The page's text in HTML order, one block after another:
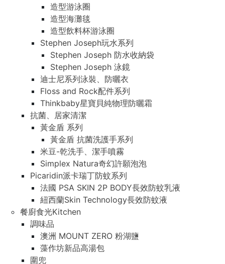
造型游泳圈
造型海灘毯
造型飲料杯游泳圈
Stephen Joseph玩水系列
Stephen Joseph 防水收納袋
Stephen Joseph 泳鏡
迪士尼系列泳裝、防曬衣
Floss and Rock配件系列
Thinkbaby星寶貝純物理防曬霜
抗菌、居家清潔
黃金盾 系列
黃金盾 抗菌洗護手系列
米豆-乾洗手、潔手噴霧
Simplex Natura奇幻許願泡泡
Picaridin派卡瑞丁防蚊系列
法國 PSA SKIN 2P BODY長效防蚊乳液
紐西蘭Skin Technology長效防蚊液
餐廚食光Kitchen
調味品
澳洲 MOUNT ZERO 粉湖鹽
藻作坊新品高湯包
圍兜